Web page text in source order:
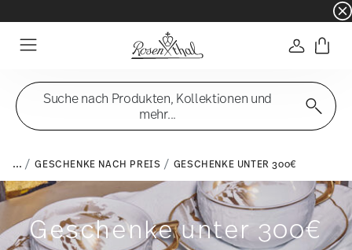
☀️ Summer SALE – noch mehr sparen:
Suche nach Produkten, Kollektionen und
mehr...
... GESCHENKE NACH PREIS GESCHENKE UNTER 300€
Geschenke unter 300€